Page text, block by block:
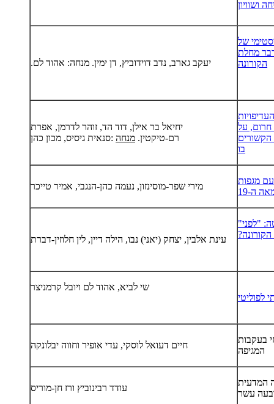
ושוויון
יעקב גארב, נדב דוידוביץ, דן ימין. מנחה: אהוד לם.
של
מחלת
הקורונה
יחיאל בר אילן, דוד הד, זוהר לדרמן, אפרת
רם-טיקטין. מנחה :סנאית גיסיס, מכון כהן
חרום, על
הקשורים
בו
מירי שפר-מוסינזון, נעמה כהן-הנגבי, אמיר טייכר
מגפות
עינת אלבין, יצחק (יאני) נבו, הילה דיין, לין חלוזין-דברת
"לפני"
שי לביא, אהוד לם ויובל קרמניצר
לפוליטי
חיים דעואל לוסקי, עדי אופיר וחווה יבלונקה
בעקבות
המגיפה
עודד רבינוביץ ורז חן-מוריס
המדעית
עשר